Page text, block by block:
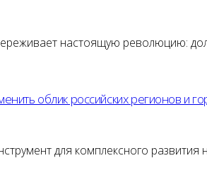
настоящую революцию:
облик российских регионов и
для комплексного развития